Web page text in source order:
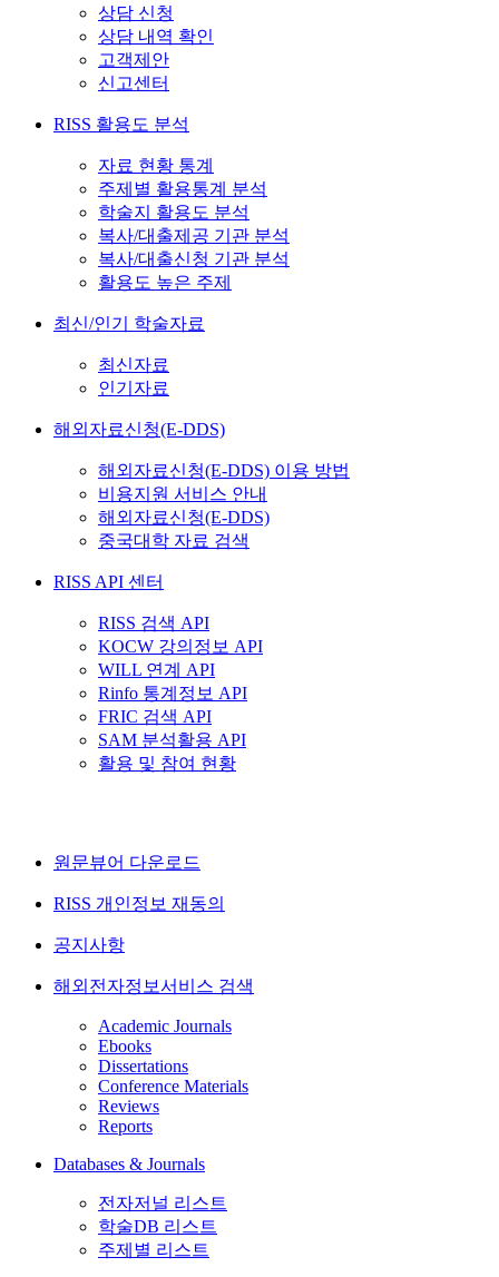
상담 신청
상담 내역 확인
고객제안
신고센터
RISS 활용도 분석
자료 현황 통계
주제별 활용통계 분석
학술지 활용도 분석
복사/대출제공 기관 분석
복사/대출신청 기관 분석
활용도 높은 주제
최신/인기 학술자료
최신자료
인기자료
해외자료신청(E-DDS)
해외자료신청(E-DDS) 이용 방법
비용지원 서비스 안내
해외자료신청(E-DDS)
중국대학 자료 검색
RISS API 센터
RISS 검색 API
KOCW 강의정보 API
WILL 연계 API
Rinfo 통계정보 API
FRIC 검색 API
SAM 분석활용 API
활용 및 참여 현황
원문뷰어 다운로드
RISS 개인정보 재동의
공지사항
해외전자정보서비스 검색
Academic Journals
Ebooks
Dissertations
Conference Materials
Reviews
Reports
Databases & Journals
전자저널 리스트
학술DB 리스트
주제별 리스트